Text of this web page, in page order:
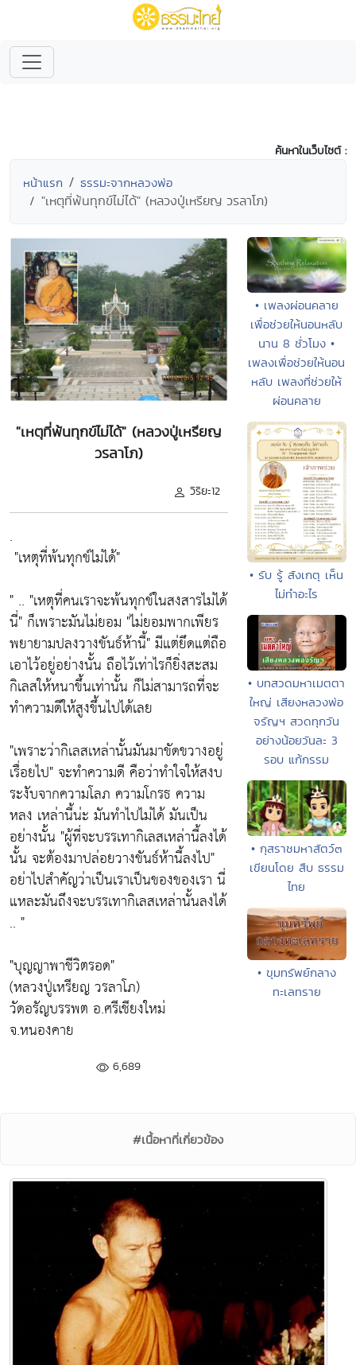
ค้นหาในเว็บไซต์ :
หน้าแรก ธรรมะจากหลวงพ่อ
"เหตุที่พ้นทุกข์ไม่ได้" (หลวงปู่เหรียญ วรลาโภ)
"เหตุที่พ้นทุกข์ไม่ได้" (หลวงปู่เหรียญ
วรลาโภ)
วิริยะ12
.
"เหตุที่พ้นทุกข์ไม่ได้"
" .. "เหตุที่คนเราจะพ้นทุกข์ในสงสารไม่ได้
นี่" ก็เพราะมันไม่ยอม "ไม่ยอมพากเพียร
พยายามปลงวางขันธ์ห้านี้"มีแต่ยึดแต่ถือ
เอาไว้อยู่อย่างนั้น ถือไว้เท่าไรก็ยิ่งสะสม
กิเลสให้หนาขึ้นเท่านั้น ก็ไม่สามารถที่จะ
ทำความดีให้สูงขึ้นไปได้เลย
"เพราะว่ากิเลสเหล่านั้นมันมาขัดขวางอยู่
เรื่อยไป"จะทำความดี คือว่าทำใจให้สงบ
ระงับจากความโลภ ความโกรธ ความ
หลง เหล่านี้น่ะ มันทำไปไม่ได้ มันเป็น
อย่างนั้น "ผู้ที่จะบรรเทากิเลสเหล่านี้ลงได้
นั้น จะต้องมาปล่อยวางขันธ์ห้านี้ลงไป"
อย่าไปสำคัญว่าเป็นเราเป็นของของเรา นี่
แหละมันถึงจะบรรเทากิเลสเหล่านั้นลงได้
.. "
"บุญญาพาชีวิตรอด"
(หลวงปู่เหรียญ วรลาโภ)
วัดอรัญบรรพต อ.ศรีเชียงใหม่
จ.หนองคาย
6,689
• เพลงผ่อนคลาย
เพื่อช่วยให้นอนหลับ
นาน 8 ชั่วโมง •
เพลงเพื่อช่วยให้นอน
หลับ เพลงที่ช่วยให้
ผ่อนคลาย
• รับ รู้ สังเกตุ เห็น
ไม่ทำอะไร
• บทสวดมหาเมตตา
ใหญ่ เสียงหลวงพ่อ
จรัญฯ สวดทุกวัน
อย่างน้อยวันละ 3
รอบ แก้กรรม
• กุสราชมหาสัตว์๓
เขียนโดย สืบ ธรรม
ไทย
• ขุมทรัพย์กลาง
ทะเลทราย
#เนื้อหาที่เกี่ยวข้อง